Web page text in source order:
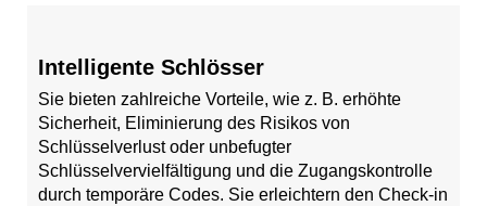
Intelligente Schlösser
Sie bieten zahlreiche Vorteile, wie z. B. erhöhte
Sicherheit, Eliminierung des Risikos von
Schlüsselverlust oder unbefugter
Schlüsselvervielfältigung und die Zugangskontrolle
durch temporäre Codes. Sie erleichtern den Check-in